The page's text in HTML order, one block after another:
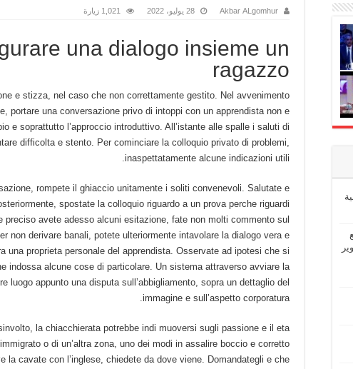
Akbar ALgomhur 28 يوليو، 2022 1,021 زيارة
una dialogo insieme un
ragazzo
e stizza, nel caso che non correttamente gestito. Nel avvenimento
portare una conversazione privo di intoppi con un apprendista non e
e soprattutto l’approccio introduttivo. All’istante alle spalle i saluti di
difficolta e stento. Per cominciare la colloquio privato di problemi,
inaspettatamente alcune indicazioni utili.
rompete il ghiaccio unitamente i soliti convenevoli. Salutate e
spostate la colloquio riguardo a un prova perche riguardi
preciso avete adesso alcuni esitazione, fate non molti commento sul
non derivare banali, potete ulteriormente intavolare la dialogo vera e
una proprieta personale del apprendista. Osservate ad ipotesi che si
indossa alcune cose di particolare. Un sistema attraverso avviare la
luogo appunto una disputa sull’abbigliamento, sopra un dettaglio del
immagine e sull’aspetto corporatura.
la chiacchierata potrebbe indi muoversi sugli passione e il eta
o di un’altra zona, uno dei modi in assalire boccio e corretto
la cavate con l’inglese, chiedete da dove viene. Domandategli e che